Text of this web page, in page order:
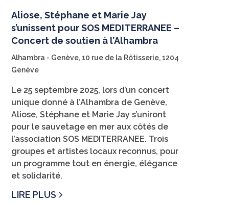
Aliose, Stéphane et Marie Jay
s’unissent pour SOS MEDITERRANEE –
Concert de soutien à l’Alhambra
Alhambra - Genève, 10 rue de la Rôtisserie, 1204
Genève
Le 25 septembre 2025, lors d’un concert
unique donné à l’Alhambra de Genève,
Aliose, Stéphane et Marie Jay s’uniront
pour le sauvetage en mer aux côtés de
l’association SOS MEDITERRANEE. Trois
groupes et artistes locaux reconnus, pour
un programme tout en énergie, élégance
et solidarité.
LIRE PLUS